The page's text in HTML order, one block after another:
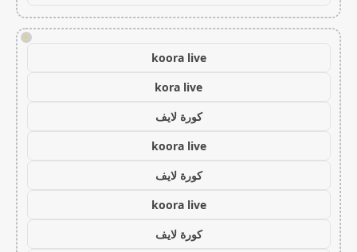
!
koora live
kora live
كورة لايف
koora live
كورة لايف
koora live
كورة لايف